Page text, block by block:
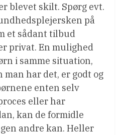
blevet skilt. Spørg evt.
på
et sådant tilbud
privat. En mulighed
i samme situation,
man har det, er godt og
enten selv
eller har
kan de formidle
andre kan. Heller